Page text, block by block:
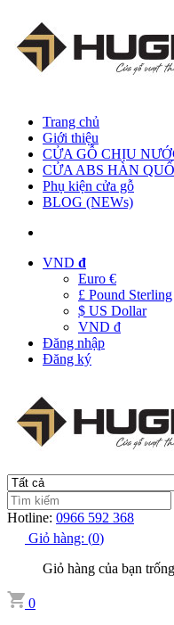
Trang chủ
Giới thiệu
CỬA GỖ CHỊU
CỬA ABS HÀN
Phụ kiện cửa gỗ
BLOG (NEWs)
VND đ
Euro €
£ Pound Sterling
$ US Dollar
VND đ
Đăng nhập
Đăng ký
Hotline: 0966 592 368
Giỏ hàng: (0)
Giỏ hàng của bạn
0